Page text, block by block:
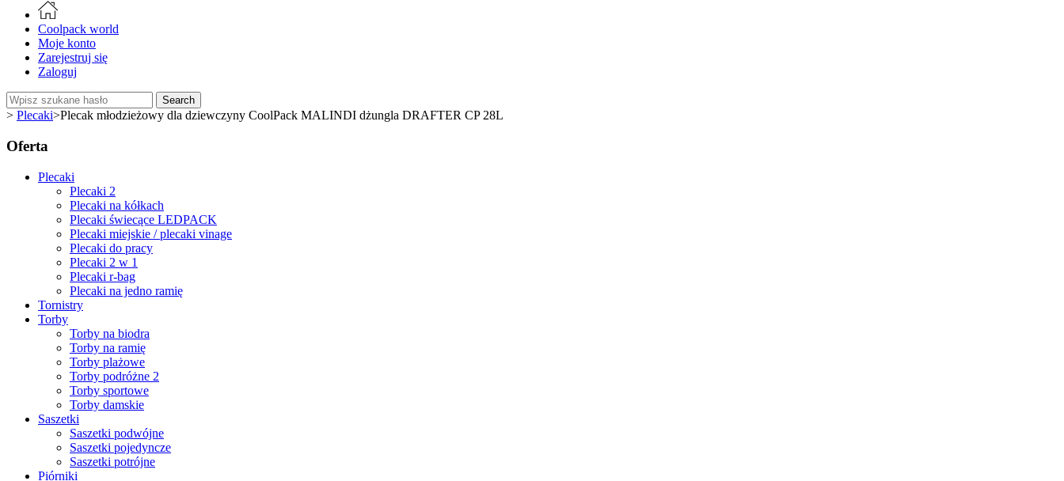
Coolpack world
Moje konto
Zarejestruj się
Zaloguj
Search
> Plecaki>Plecak młodzieżowy dla dziewczyny CoolPack MALINDI dżungla DRAFTER CP 28L
Oferta
Plecaki
Plecaki 2
Plecaki na kółkach
Plecaki świecące LEDPACK
Plecaki miejskie / plecaki vinage
Plecaki do pracy
Plecaki 2 w 1
Plecaki r-bag
Plecaki na jedno ramię
Tornistry
Torby
Torby na biodra
Torby na ramię
Torby plażowe
Torby podróżne 2
Torby sportowe
Torby damskie
Saszetki
Saszetki podwójne
Saszetki pojedyncze
Saszetki potrójne
Piórniki